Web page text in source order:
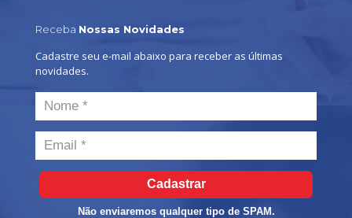
Receba Nossas Novidades
Cadastre seu e-mail abaixo para receber as últimas
novidades.
Cadastrar
Não enviaremos qualquer tipo de SPAM.